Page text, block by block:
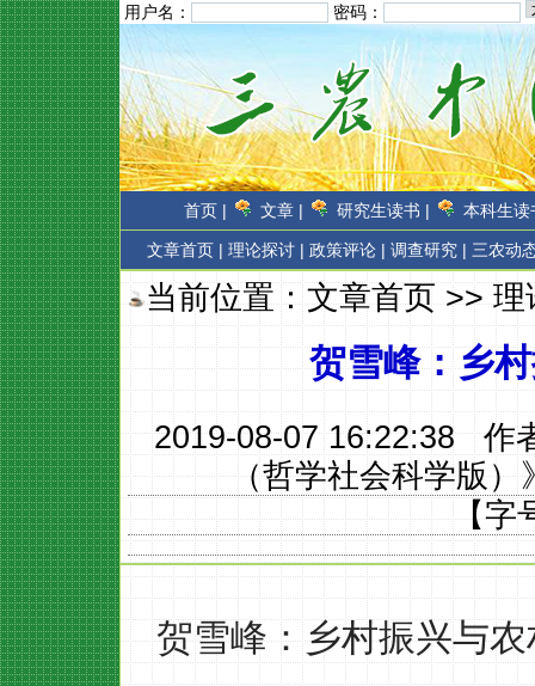
用户名： 密码：
首页 | 文章 | 研究生读书 | 本科生读
文章首页 | 理论探讨 | 政策评论 | 调查研究 | 三农动
当前位置：文章首页>>理
贺雪峰：乡
2019-08-07 16:22:38 作
（哲学社会科学版）
【字
贺雪峰：乡村振兴与